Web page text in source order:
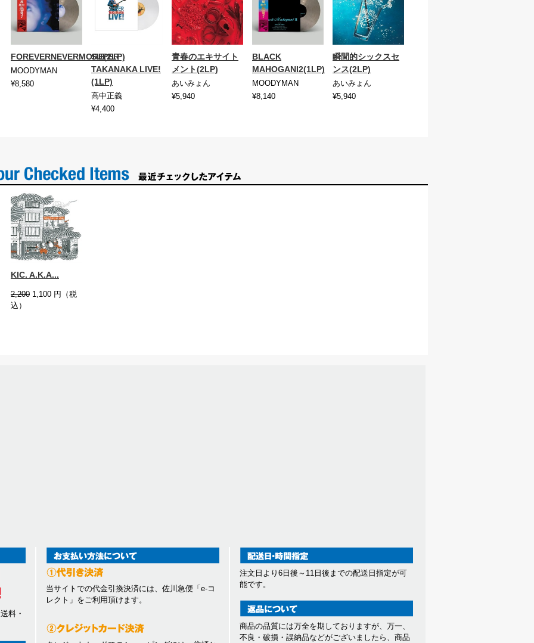
FOREVERNEVERMORE(2LP)
MOODYMAN
¥8,580
SUPER
TAKANAKA LIVE!
(1LP)
高中正義
¥4,400
青春のエキサイト
メント(2LP)
あいみょん
¥5,940
BLACK
MAHOGANI2(1LP)
MOODYMAN
¥8,140
瞬間的シックスセ
ンス(2LP)
あいみょん
¥5,940
KIC. A.K.A...
2,200 1,100 円（税
込）
料・
当サイトでの代金引換決済には、佐川急便「e-コ
レクト」をご利用頂けます。
注文日より6日後～11日後までの配送日指定が可
能です。
商品の品質には万全を期しておりますが、万一、
不良・破損・誤納品などがございましたら、商品